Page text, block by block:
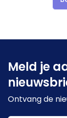
Meld je
Ontvang de